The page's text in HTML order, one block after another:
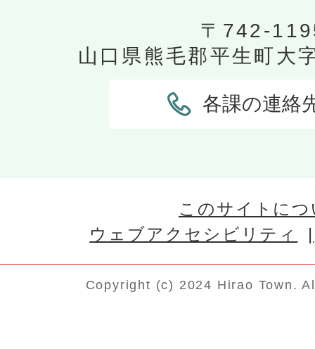
〒742-
山口県熊毛郡平生町大
各課の連絡
このサイトに
ウェブアクセシビリティ
Copyright (c) 2024 Hirao Town.